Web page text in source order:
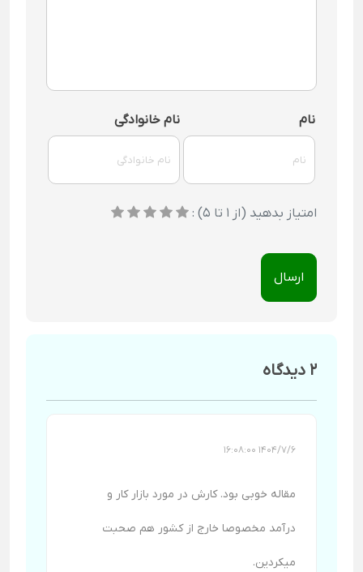
نام نام خانوادگی
امتیاز بدهید (از 1 تا 5) :
ارسال
2 دیدگاه
1404/7/6 16:08:00
مقاله خوبی بود. کارش در مورد بازار کار و
درآمد مخصوصا خارج از کشور هم صحبت
میکردین.